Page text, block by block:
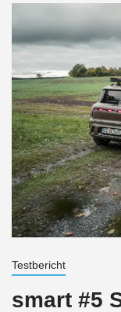
Testbericht
smart #5